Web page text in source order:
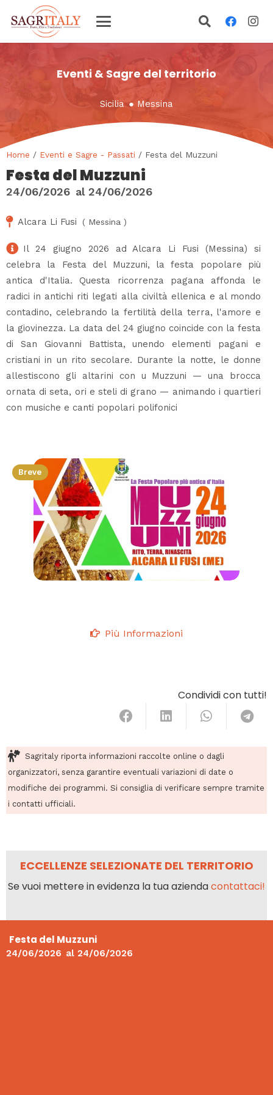
Eventi & Sagre del territorio
Sicilia ● Messina
Home / Eventi e Sagre - Passati / Festa del Muzzuni
Festa del Muzzuni
24/06/2026 al 24/06/2026
Alcara Li Fusi ( Messina )
Il 24 giugno 2026 ad Alcara Li Fusi (Messina) si
celebra la Festa del Muzzuni, la festa popolare più
antica d'Italia. Questa ricorrenza pagana affonda le
radici in antichi riti legati alla civiltà ellenica e al mondo
contadino, celebrando la fertilità della terra, l'amore e
la giovinezza. La data del 24 giugno coincide con la festa
di San Giovanni Battista, unendo elementi pagani e
cristiani in un rito secolare. Durante la notte, le donne
allestiscono gli altarini con u Muzzuni — una brocca
ornata di seta, ori e steli di grano — animando i quartieri
con musiche e canti popolari polifonici
Breve
Più Informazioni
Condividi con tutti!
Sagritaly riporta informazioni raccolte online o dagli
organizzatori, senza garantire eventuali variazioni di date o
modifiche dei programmi. Si consiglia di verificare sempre tramite
i contatti ufficiali.
ECCELLENZE SELEZIONATE DEL TERRITORIO
Se vuoi mettere in evidenza la tua aziendacontattaci!
Festa del Muzzuni
24/06/2026 al 24/06/2026